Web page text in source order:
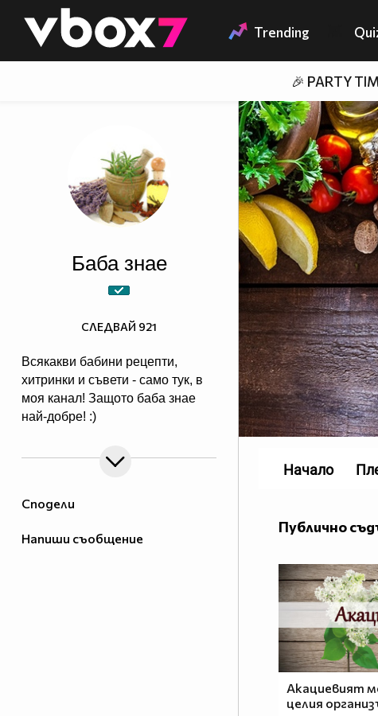
👾 Trending
🎉 PARTY
Сподели
Напиши съобщение
Баба знае
Всякакви бабини рецепти,
хитринки и съвети - само тук, в
моя канал! Защото баба знае
най-добре! :)
СЛЕДВАЙ 921
Публично
Акациевият
целия
Начало